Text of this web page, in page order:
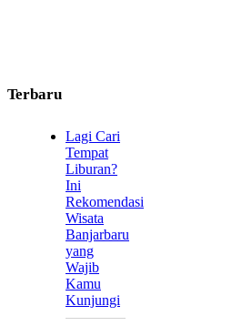
Terbaru
Lagi Cari
Tempat
Liburan?
Ini
Rekomendasi
Wisata
Banjarbaru
yang
Wajib
Kamu
Kunjungi